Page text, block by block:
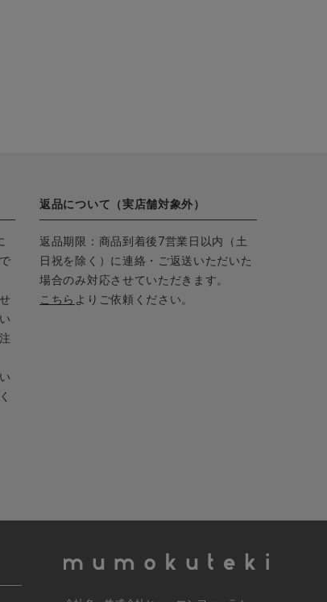
返品について（実店舗対象外）
返品期限：商品到着後7営業日以内（土
日祝を除く）に連絡・ご返送いただいた
場合のみ対応させていただきます。
こちら よりご依頼ください。